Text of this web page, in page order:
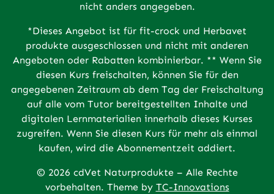
nicht anders angegeben.
*Dieses Angebot ist für fit-crock und Herbavet
produkte ausgeschlossen und nicht mit anderen
Angeboten oder Rabatten kombinierbar. ** Wenn Sie
diesen Kurs freischalten, können Sie für den
angegebenen Zeitraum ab dem Tag der Freischaltung
auf alle vom Tutor bereitgestellten Inhalte und
digitalen Lernmaterialien innerhalb dieses Kurses
zugreifen. Wenn Sie diesen Kurs für mehr als einmal
kaufen, wird die Abonnementzeit addiert.
© 2026 cdVet Naturprodukte – Alle Rechte
vorbehalten. Theme by TC-Innovations